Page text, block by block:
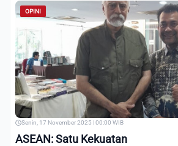
OPINI
Senin, 17 November 2025 | 00:00 WIB
ASEAN: Satu Kekuatan